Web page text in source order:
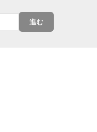
進む